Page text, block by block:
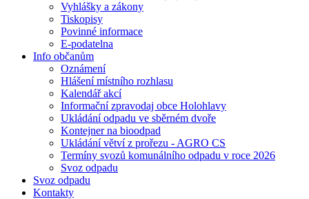
Vyhlášky a zákony
Tiskopisy
Povinné informace
E-podatelna
Info občanům
Oznámení
Hlášení místního rozhlasu
Kalendář akcí
Informační zpravodaj obce Holohlavy
Ukládání odpadu ve sběrném dvoře
Kontejner na bioodpad
Ukládání větví z prořezu - AGRO CS
Termíny svozů komunálního odpadu v roce 2026
Svoz odpadu
Svoz odpadu
Kontakty